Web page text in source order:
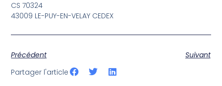
CS 70324
43009 LE-PUY-EN-VELAY CEDEX
Précédent
Suivant
Partager l'article